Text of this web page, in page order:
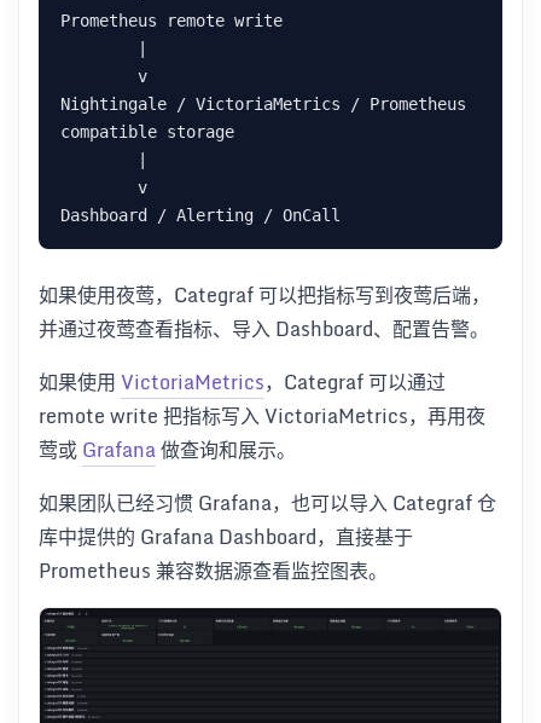
Nightingale / VictoriaMetrics / Prometheus
如果使用夜莺，Categraf 可以把指标写到夜莺后端，
并通过夜莺查看指标、导入 Dashboard、配置告警。
如果使用VictoriaMetrics，Categraf 可以通过
remote write 把指标写入 VictoriaMetrics，再用夜
莺或Grafana做查询和展示。
如果团队已经习惯 Grafana，也可以导入 Categraf 仓
库中提供的 Grafana Dashboard，直接基于
Prometheus 兼容数据源查看监控图表。